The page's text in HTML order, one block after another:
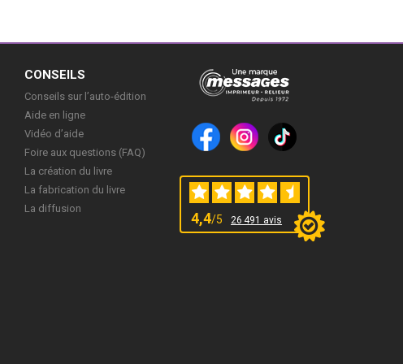
CONSEILS
Conseils sur l’auto-édition
Aide en ligne
Vidéo d’aide
Foire aux questions (FAQ)
La création du livre
La fabrication du livre
La diffusion
4,4/5 26 491 avis